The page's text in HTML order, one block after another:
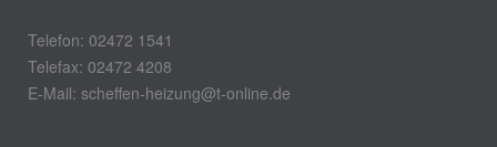
Telefon: 02472 1541
Telefax: 02472 4208
E-Mail: scheffen-heizung@t-online.de